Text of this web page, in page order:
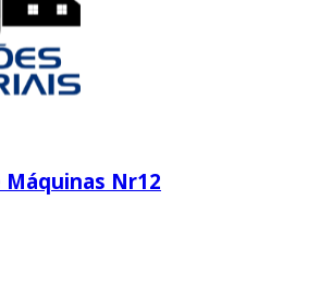
apresenta as principais
atua, garantindo a
dos operadores.
de segurança;
nr12 que comprova
que eleva o padrão de
Nr12